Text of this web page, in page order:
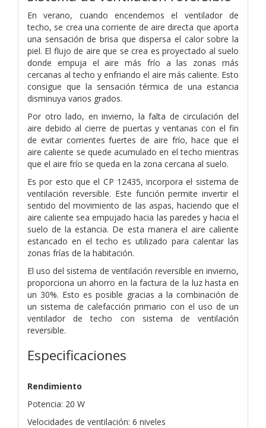
En verano, cuando encendemos el ventilador de
techo, se crea una corriente de aire directa que aporta
una sensación de brisa que dispersa el calor sobre la
piel. El flujo de aire que se crea es proyectado al suelo
donde empuja el aire más frío a las zonas más
cercanas al techo y enfriando el aire más caliente. Esto
consigue que la sensación térmica de una estancia
disminuya varios grados.
Por otro lado, en invierno, la falta de circulación del
aire debido al cierre de puertas y ventanas con el fin
de evitar corrientes fuertes de aire frío, hace que el
aire caliente se quede acumulado en el techo mientras
que el aire frío se queda en la zona cercana al suelo.
Es por esto que el CP 12435, incorpora el sistema de
ventilación reversible. Este función permite invertir el
sentido del movimiento de las aspas, haciendo que el
aire caliente sea empujado hacia las paredes y hacia el
suelo de la estancia. De esta manera el aire caliente
estancado en el techo es utilizado para calentar las
zonas frías de la habitación.
El uso del sistema de ventilación reversible en invierno,
proporciona un ahorro en la factura de la luz hasta en
un 30%. Esto es posible gracias a la combinación de
un sistema de calefacción primario con el uso de un
ventilador de techo con sistema de ventilación
reversible.
Especificaciones
Rendimiento
Potencia: 20 W
Velocidades de ventilación: 6 niveles